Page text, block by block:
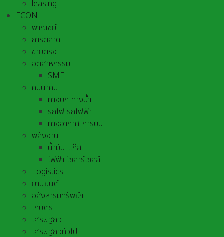
leasing
ECON
พาณิชย์
การตลาด
ขายตรง
อุตสาหกรรม
SME
คมนาคม
ทางบก-ทางน้ำ
รถไฟ-รถไฟฟ้า
ทางอากาศ-การบิน
พลังงาน
น้ำมัน-แก๊ส
ไฟฟ้า-โซล่าร์เซลล์
Logistics
ยานยนต์
อสังหาริมทรัพย์ฯ
เกษตร
เศรษฐกิจ
เศรษฐกิจทั่วไป